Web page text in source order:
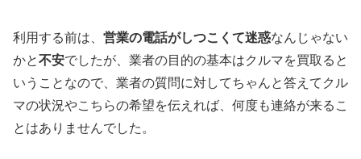
利用する前は、 営業の電話がしつこくて迷惑なんじゃない
かと不安でしたが、業者の目的の基本はクルマを買取ると
いうことなので、業者の質問に対してちゃんと答えてクル
マの状況やこちらの希望を伝えれば、何度も連絡が来るこ
とはありませんでした。